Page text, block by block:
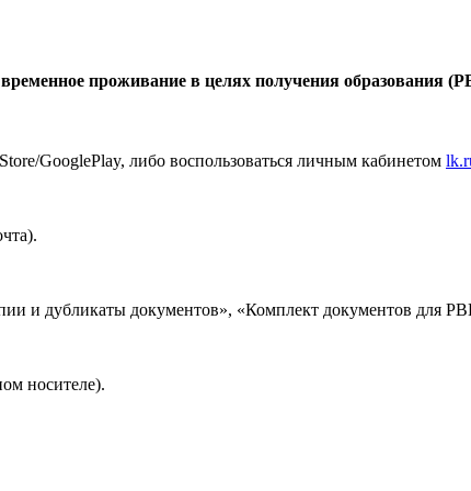
проживание в целях получения образования
GooglePlay, либо воспользоваться личным кабинетом
и дубликаты документов», «Комплект документов для
носителе).